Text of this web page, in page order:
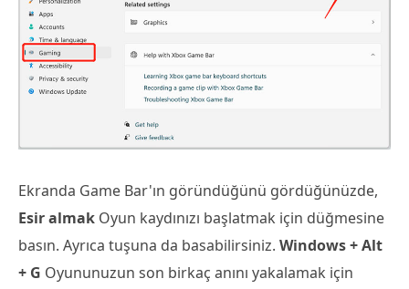
Ekranda Game Bar'ın göründüğünü gördüğünüzde,
Esir almak Oyun kaydınızı başlatmak için düğmesine
basın. Ayrıca tuşuna da basabilirsiniz. Windows + Alt
+ G Oyununuzun son birkaç anını yakalamak için